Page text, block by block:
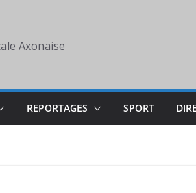
Axonaise
REPORTAGES SPORT